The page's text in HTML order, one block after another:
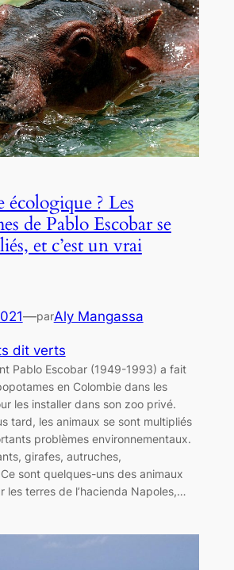
écologique ? Les
de Pablo Escobar se
et c’est un vrai
—parAly Mangassa
dit verts
Pablo Escobar (1949-1993) a fait
en Colombie dans les
les installer dans son zoo privé.
tard, les animaux se sont multipliés
problèmes environnementaux.
girafes, autruches,
sont quelques-uns des animaux
les terres de l’hacienda Napoles,…